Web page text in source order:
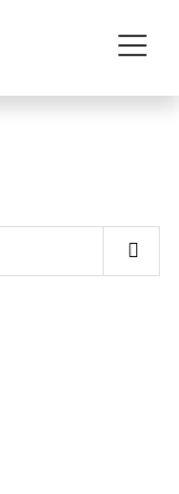
Suchen